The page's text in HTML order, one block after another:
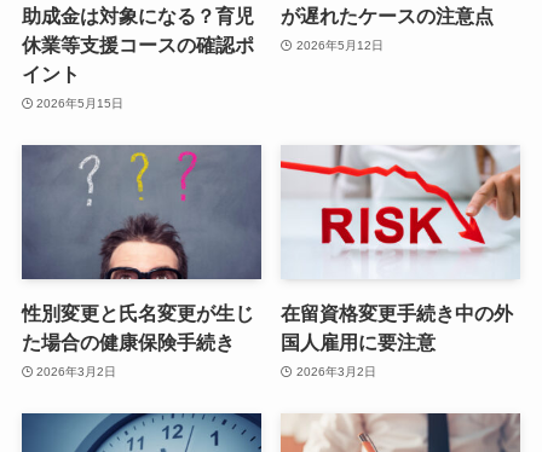
助成金は対象になる？育児
休業等支援コースの確認ポ
イント
2026年5月15日
が遅れたケースの注意点
2026年5月12日
性別変更と氏名変更が生じ
た場合の健康保険手続き
2026年3月2日
在留資格変更手続き中の外
国人雇用に要注意
2026年3月2日